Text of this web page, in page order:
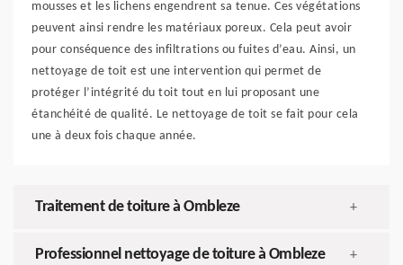
mousses et les lichens engendrent sa tenue. Ces végétations
peuvent ainsi rendre les matériaux poreux. Cela peut avoir
pour conséquence des infiltrations ou fuites d’eau. Ainsi, un
nettoyage de toit est une intervention qui permet de
protéger l’intégrité du toit tout en lui proposant une
étanchéité de qualité. Le nettoyage de toit se fait pour cela
une à deux fois chaque année.
Traitement de toiture à Ombleze +
Professionnel nettoyage de toiture à Ombleze +